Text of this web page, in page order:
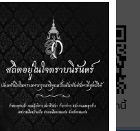
QR Code หน้านี้